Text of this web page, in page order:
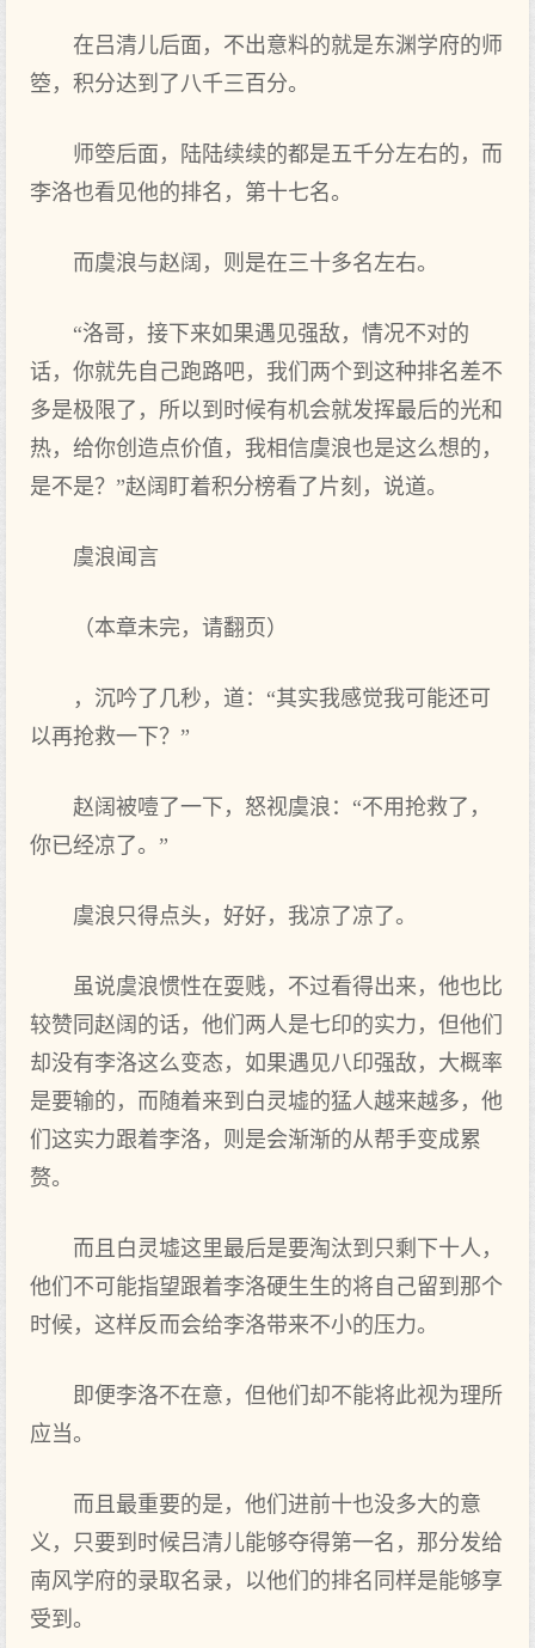
在吕清儿后面，不出意料的就是东渊学府的师
箜，积分达到了八千三百分。
师箜后面，陆陆续续的都是五千分左右的，而
李洛也看见他的排名，第十七名。
而虞浪与赵阔，则是在三十多名左右。
“洛哥，接下来如果遇见强敌，情况不对的
话，你就先自己跑路吧，我们两个到这种排名差不
多是极限了，所以到时候有机会就发挥最后的光和
热，给你创造点价值，我相信虞浪也是这么想的，
是不是？”赵阔盯着积分榜看了片刻，说道。
虞浪闻言
（本章未完，请翻页）
，沉吟了几秒，道：“其实我感觉我可能还可
以再抢救一下？”
赵阔被噎了一下，怒视虞浪：“不用抢救了，
你已经凉了。”
虞浪只得点头，好好，我凉了凉了。
虽说虞浪惯性在耍贱，不过看得出来，他也比
较赞同赵阔的话，他们两人是七印的实力，但他们
却没有李洛这么变态，如果遇见八印强敌，大概率
是要输的，而随着来到白灵墟的猛人越来越多，他
们这实力跟着李洛，则是会渐渐的从帮手变成累
赘。
而且白灵墟这里最后是要淘汰到只剩下十人，
他们不可能指望跟着李洛硬生生的将自己留到那个
时候，这样反而会给李洛带来不小的压力。
即便李洛不在意，但他们却不能将此视为理所
应当。
而且最重要的是，他们进前十也没多大的意
义，只要到时候吕清儿能够夺得第一名，那分发给
南风学府的录取名录，以他们的排名同样是能够享
受到。